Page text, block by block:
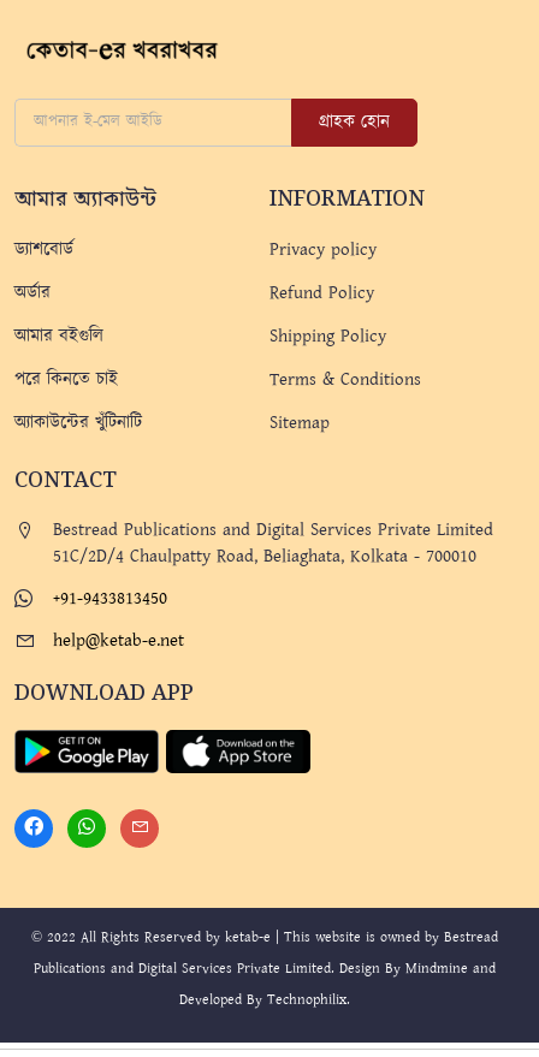
গ্রাহক হোন
আমার অ্যাকাউন্ট
ড্যাশবোর্ড
অর্ডার
আমার বইগুলি
পরে কিনতে চাই
অ্যাকাউন্টের খুঁটিনাটি
INFORMATION
Privacy policy
Refund Policy
Shipping Policy
Terms & Conditions
Sitemap
CONTACT
Bestread Publications and Digital Services Private Limited
51C/2D/4 Chaulpatty Road, Beliaghata, Kolkata - 700010
+91-9433813450
help@ketab-e.net
DOWNLOAD APP
© 2022 All Rights Reserved by ketab-e | This website is owned by Bestread
Publications and Digital Services Private Limited. Design By Mindmine and
Developed By Technophilix.